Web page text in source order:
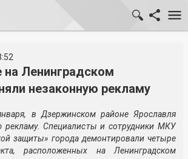
на Ленинградском
незаконную рекламу
в Дзержинском районе Ярославля
рекламу. Специалисты и сотрудники МКУ
защиты» города демонтировали четыре
расположенных на Ленинградском